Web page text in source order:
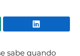
WhatsApp
sabe quando